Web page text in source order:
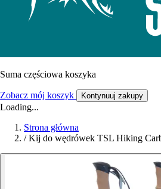
Suma częściowa koszyka
Zobacz mój koszyk Kontynuuj zakupy
Loading...
Strona główna
/ Kij do wędrówek TSL Hiking